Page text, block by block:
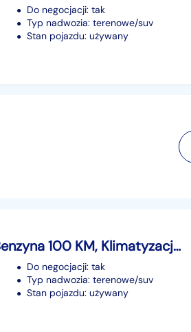
Do negocjacji: tak
Typ nadwozia: terenowe/suv
Stan pojazdu: używany
Toyota Urban Cruiser 1.3 Benzyna 100 KM, Klimatyzacja, Alufelgi, Isofix, Klucz Zbliżeniow
Do negocjacji: tak
Typ nadwozia: terenowe/suv
Stan pojazdu: używany